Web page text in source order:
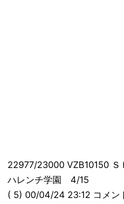
22977/23000 VZB10150 Ｓ
ハレンチ学園 4/15
( 5) 00/04/24 23:12 コメン